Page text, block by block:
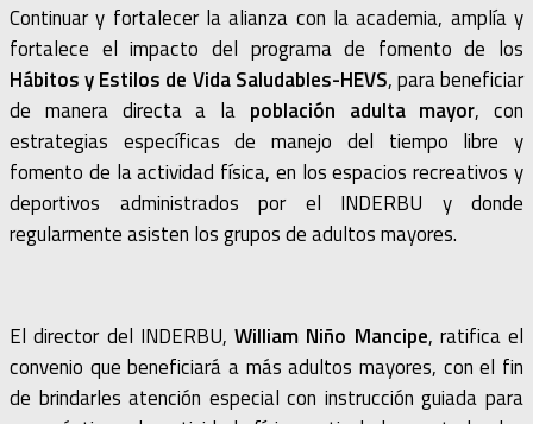
Continuar y fortalecer la alianza con la academia, amplía y
fortalece el impacto del programa de fomento de los
Hábitos y Estilos de Vida Saludables-HEVS, para beneficiar
de manera directa a la población adulta mayor, con
estrategias específicas de manejo del tiempo libre y
fomento de la actividad física, en los espacios recreativos y
deportivos administrados por el INDERBU y donde
regularmente asisten los grupos de adultos mayores.
El director del INDERBU, William Niño Mancipe, ratifica el
convenio que beneficiará a más adultos mayores, con el fin
de brindarles atención especial con instrucción guiada para